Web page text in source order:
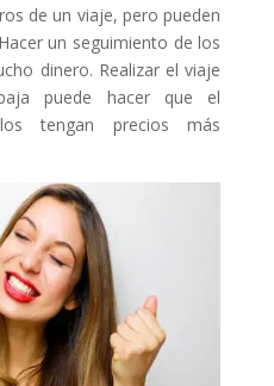
de un viaje, pero pueden
un seguimiento de los
dinero. Realizar el viaje
puede hacer que el
tengan precios más